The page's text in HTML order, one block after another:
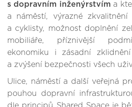
s dopravním inženýrstvím a
a náměstí, výrazné
a cyklisty, možnost doplnění
mobiliáře, příznivější
ekonomiku i zásadní
a zvýšení bezpečnosti všech
Ulice, náměstí a další veřejná
pouhou dopravní